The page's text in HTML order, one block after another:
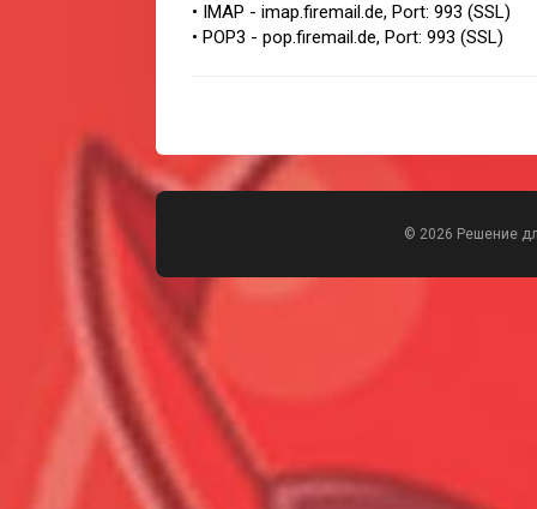
• IMAP - imap.firemail.de, Port: 993 (SSL)
• POP3 - pop.firemail.de, Port: 993 (SSL)
© 2026 Решение